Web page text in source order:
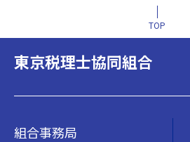
TOP
東京税理士協同組合
組合事務局